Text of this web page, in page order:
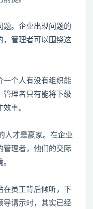
题。企业出现问题的
，管理者可以围绕这
一个人有没有组织能
管理者只有能将下级
率。
人才是赢家。在企业
管理者，他们的交际
在员工背后倾听，下
导请示时，其实已经